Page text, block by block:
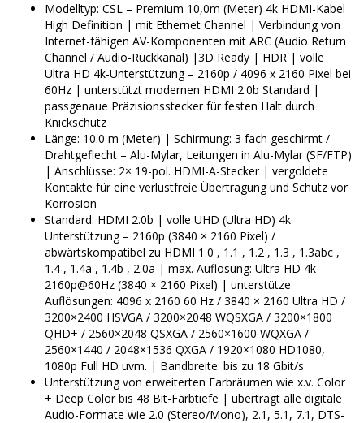
Modelltyp: CSL – Premium 10,0m (Meter) 4k HDMI-Kabel
High Definition | mit Ethernet Channel | Verbindung von
Internet-fähigen AV-Komponenten mit ARC (Audio Return
Channel / Audio-Rückkanal) |3D Ready | HDR | volle
Ultra HD 4k-Unterstützung – 2160p / 4096 x 2160 Pixel bei
60Hz | unterstützt modernen HDMI 2.0b Standard |
passgenaue Präzisionsstecker für festen Halt durch
Knickschutz
Länge: 10.0 m (Meter) | Schirmung: 3 fach geschirmt /
Drahtgeflecht – Alu-Mylar, Leitungen in Alu-Mylar (SF/FTP)
| Anschlüsse: 2× 19-pol. HDMI-A-Stecker | vergoldete
Kontakte für eine verlustfreie Übertragung und Schutz vor
Korrosion
Standard: HDMI 2.0b | volle UHD (Ultra HD) 4k
Unterstützung – 2160p (3840 × 2160 Pixel) /
abwärtskompatibel zu HDMI 1.0 , 1.1 , 1.2 , 1.3 , 1.3abc ,
1.4 , 1.4a , 1.4b , 2.0a | max. Auflösung: Ultra HD 4k
2160p@60Hz (3840 × 2160 Pixel) | unterstütze
Auflösungen: 4096 x 2160 60 Hz / 3840 × 2160 Ultra HD /
3200×2400 HSVGA / 3200×2048 WQSXGA / 3200×1800
QHD+ / 2560×2048 QSXGA / 2560×1600 WQXGA /
2560×1440 / 2048×1536 QXGA / 1920×1080 HD1080,
1080p Full HD uvm. | Bandbreite: bis zu 18 Gbit/s
Unterstützung von erweiterten Farbräumen wie x.v. Color
+ Deep Color bis 48 Bit-Farbtiefe | überträgt alle digitale
Audio-Formate wie 2.0 (Stereo/Mono), 2.1, 5.1, 7.1, DTS-